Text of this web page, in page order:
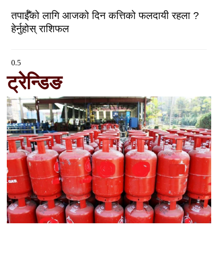
तपाईँको लागि आजको दिन कत्तिको फलदायी रहला ?
हेर्नुहोस् राशिफल
ट्रेन्डिङ